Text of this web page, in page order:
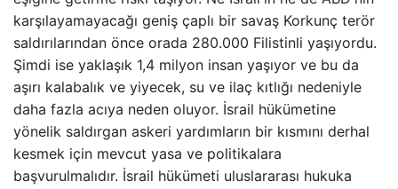
karşılayamayacağı geniş çaplı bir savaş Korkunç terör
saldırılarından önce orada 280.000 Filistinli yaşıyordu.
Şimdi ise yaklaşık 1,4 milyon insan yaşıyor ve bu da
aşırı kalabalık ve yiyecek, su ve ilaç kıtlığı nedeniyle
daha fazla acıya neden oluyor. İsrail hükümetine
yönelik saldırgan askeri yardımların bir kısmını derhal
kesmek için mevcut yasa ve politikalara
başvurulmalıdır. İsrail hükümeti uluslararası hukuka